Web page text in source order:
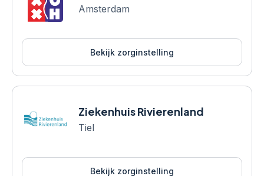
Amsterdam
Bekijk zorginstelling
Ziekenhuis Rivierenland
Tiel
Bekijk zorginstelling